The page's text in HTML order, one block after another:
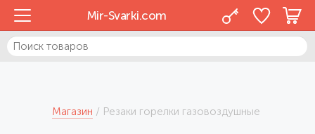
Mir-Svarki.com
Магазин Резаки горелки газовоздушные